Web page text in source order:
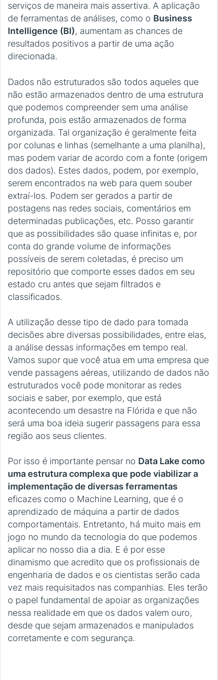
serviços de maneira mais assertiva. A aplicação
de ferramentas de análises, como o Business
Intelligence (BI), aumentam as chances de
resultados positivos a partir de uma ação
direcionada.
Dados não estruturados são todos aqueles que
não estão armazenados dentro de uma estrutura
que podemos compreender sem uma análise
profunda, pois estão armazenados de forma
organizada. Tal organização é geralmente feita
por colunas e linhas (semelhante a uma planilha),
mas podem variar de acordo com a fonte (origem
dos dados). Estes dados, podem, por exemplo,
serem encontrados na web para quem souber
extraí-los. Podem ser gerados a partir de
postagens nas redes sociais, comentários em
determinadas publicações, etc. Posso garantir
que as possibilidades são quase infinitas e, por
conta do grande volume de informações
possíveis de serem coletadas, é preciso um
repositório que comporte esses dados em seu
estado cru antes que sejam filtrados e
classificados.
A utilização desse tipo de dado para tomada
decisões abre diversas possibilidades, entre elas,
a análise dessas informações em tempo real.
Vamos supor que você atua em uma empresa que
vende passagens aéreas, utilizando de dados não
estruturados você pode monitorar as redes
sociais e saber, por exemplo, que está
acontecendo um desastre na Flórida e que não
será uma boa ideia sugerir passagens para essa
região aos seus clientes.
Por isso é importante pensar no Data Lake como
uma estrutura complexa que pode viabilizar a
implementação de diversas ferramentas
eficazes como o Machine Learning, que é o
aprendizado de máquina a partir de dados
comportamentais. Entretanto, há muito mais em
jogo no mundo da tecnologia do que podemos
aplicar no nosso dia a dia. E é por esse
dinamismo que acredito que os profissionais de
engenharia de dados e os cientistas serão cada
vez mais requisitados nas companhias. Eles terão
o papel fundamental de apoiar as organizações
nessa realidade em que os dados valem ouro,
desde que sejam armazenados e manipulados
corretamente e com segurança.